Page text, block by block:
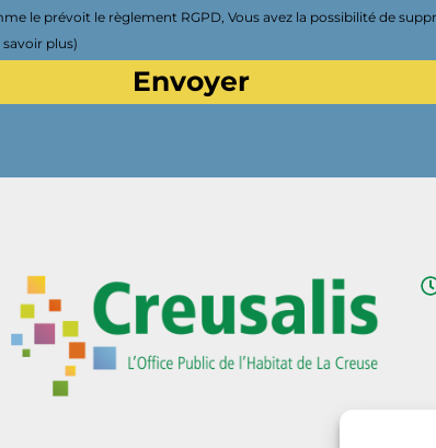
le prévoit le règlement RGPD, Vous avez la possibilité de
plus)
Envoyer